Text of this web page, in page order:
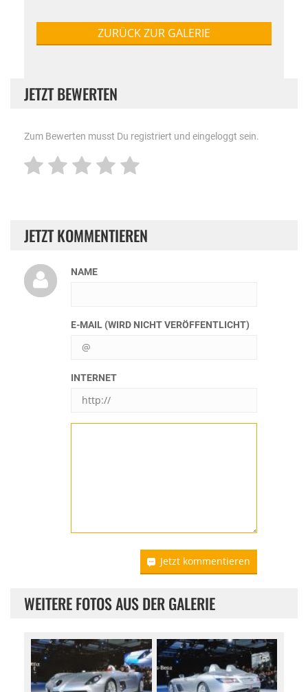
ZURÜCK ZUR GALERIE
JETZT BEWERTEN
Zum Bewerten musst Du registriert und eingeloggt sein.
JETZT KOMMENTIEREN
NAME
E-MAIL (WIRD NICHT VERÖFFENTLICHT)
INTERNET
Jetzt kommentieren
WEITERE FOTOS AUS DER GALERIE